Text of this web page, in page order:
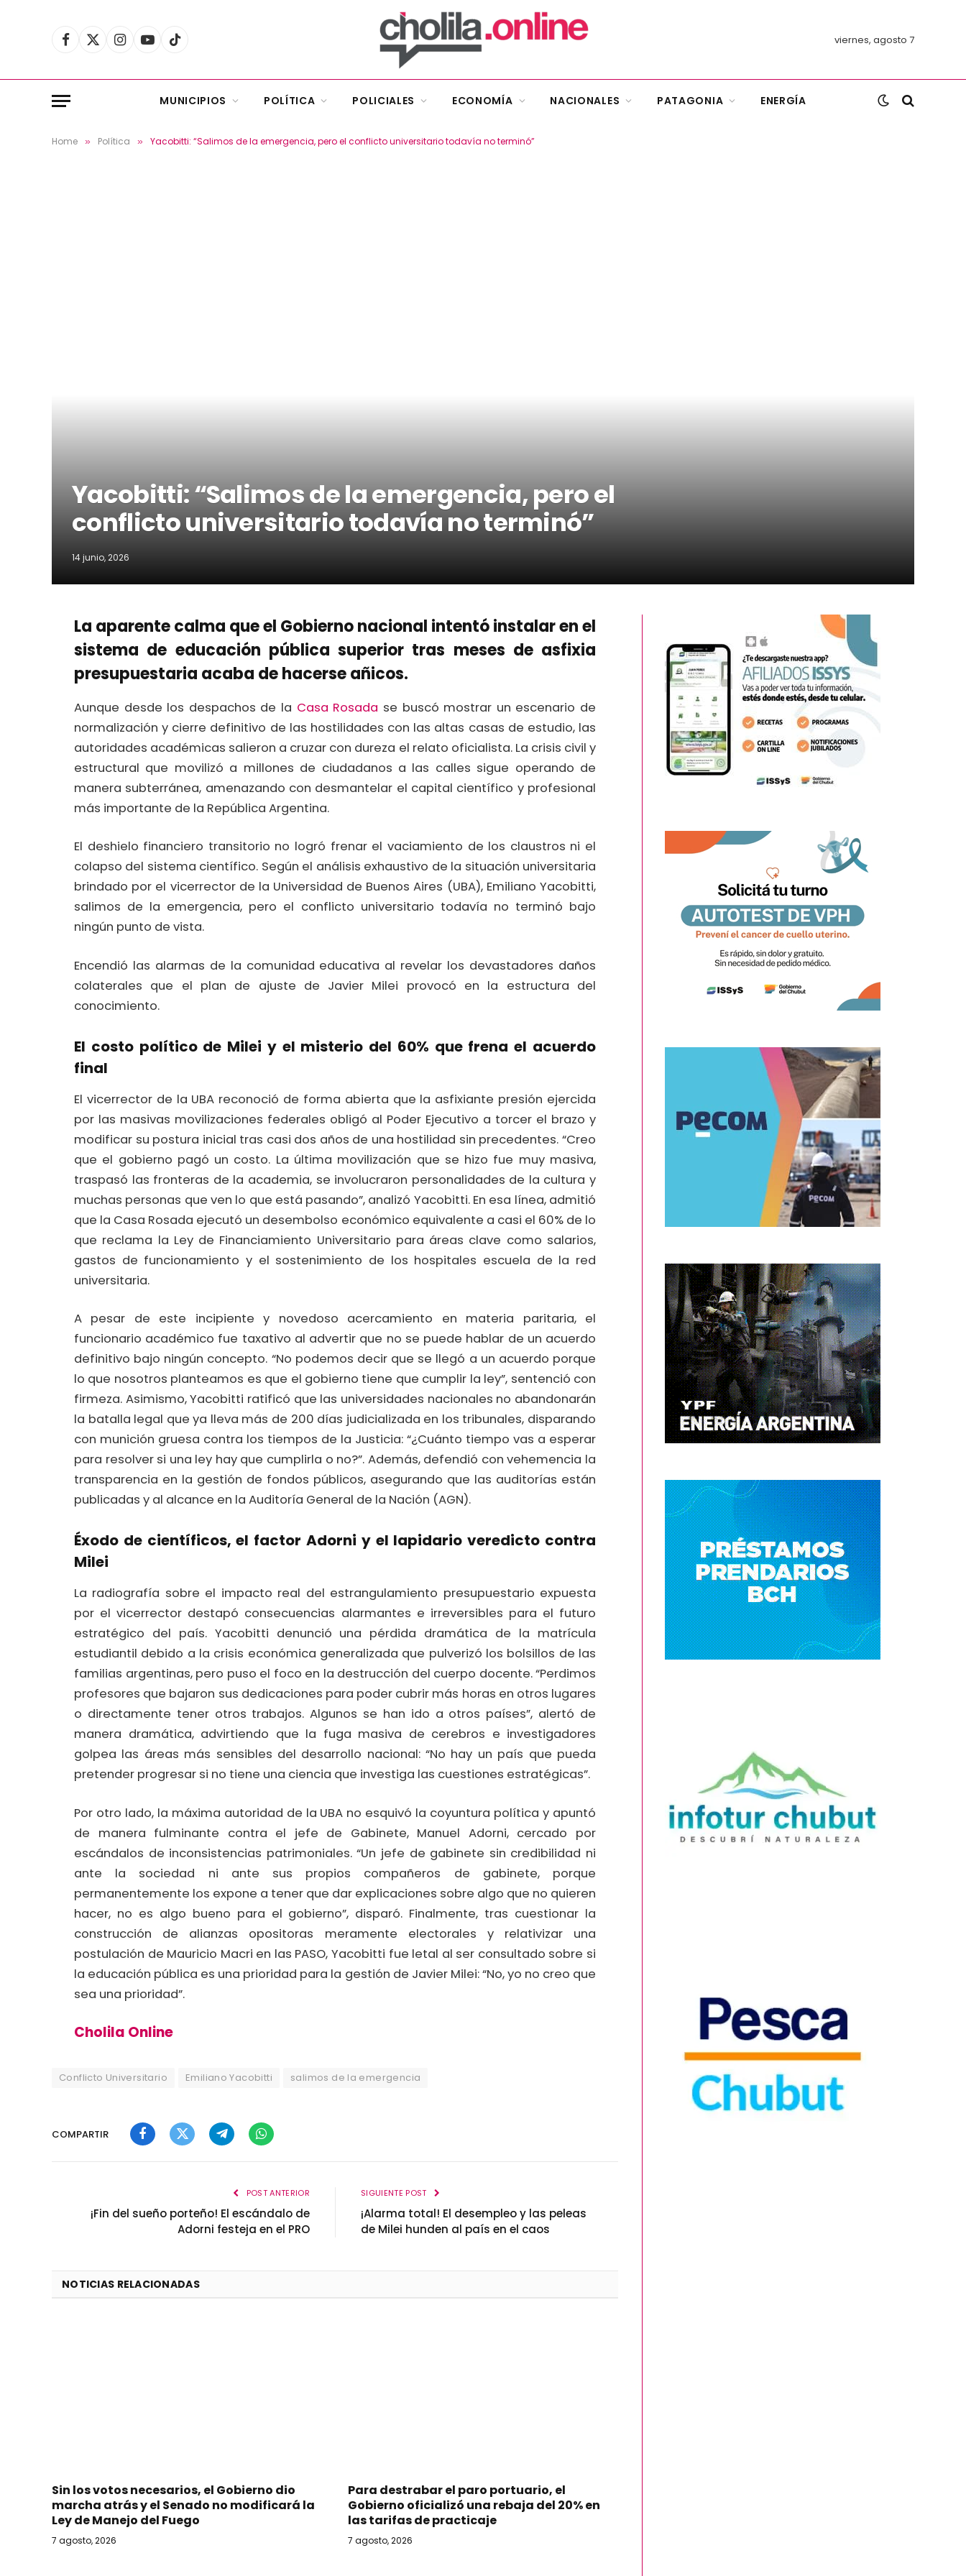
Facebook
X
Instagram
YouTubeTikTok viernes, agosto 7
MUNICIPIOS POLÍTICA POLICIALES ECONOMÍA NACIONALES PATAGONIA ENERGÍA
Home » Política » Yacobitti: “Salimos de la emergencia, pero el conflicto universitario todavía no terminó”
Yacobitti: “Salimos de la emergencia, pero el
conflicto universitario todavía no terminó”
14 junio, 2026
La aparente calma que el Gobierno nacional intentó instalar en el
sistema de educación pública superior tras meses de asfixia
presupuestaria acaba de hacerse añicos.
Aunque desde los despachos de la Casa Rosada se buscó mostrar un escenario de
normalización y cierre definitivo de las hostilidades con las altas casas de estudio, las
autoridades académicas salieron a cruzar con dureza el relato oficialista. La crisis civil y
estructural que movilizó a millones de ciudadanos a las calles sigue operando de
manera subterránea, amenazando con desmantelar el capital científico y profesional
más importante de la República Argentina.
El deshielo financiero transitorio no logró frenar el vaciamiento de los claustros ni el
colapso del sistema científico. Según el análisis exhaustivo de la situación universitaria
brindado por el vicerrector de la Universidad de Buenos Aires (UBA), Emiliano Yacobitti,
salimos de la emergencia, pero el conflicto universitario todavía no terminó bajo
ningún punto de vista.
Encendió las alarmas de la comunidad educativa al revelar los devastadores daños
colaterales que el plan de ajuste de Javier Milei provocó en la estructura del
conocimiento.
El costo político de Milei y el misterio del 60% que frena el acuerdo
final
El vicerrector de la UBA reconoció de forma abierta que la asfixiante presión ejercida
por las masivas movilizaciones federales obligó al Poder Ejecutivo a torcer el brazo y
modificar su postura inicial tras casi dos años de una hostilidad sin precedentes. “Creo
que el gobierno pagó un costo. La última movilización que se hizo fue muy masiva,
traspasó las fronteras de la academia, se involucraron personalidades de la cultura y
muchas personas que ven lo que está pasando”, analizó Yacobitti. En esa línea, admitió
que la Casa Rosada ejecutó un desembolso económico equivalente a casi el 60% de lo
que reclama la Ley de Financiamiento Universitario para áreas clave como salarios,
gastos de funcionamiento y el sostenimiento de los hospitales escuela de la red
universitaria.
A pesar de este incipiente y novedoso acercamiento en materia paritaria, el
funcionario académico fue taxativo al advertir que no se puede hablar de un acuerdo
definitivo bajo ningún concepto. “No podemos decir que se llegó a un acuerdo porque
lo que nosotros planteamos es que el gobierno tiene que cumplir la ley”, sentenció con
firmeza. Asimismo, Yacobitti ratificó que las universidades nacionales no abandonarán
la batalla legal que ya lleva más de 200 días judicializada en los tribunales, disparando
con munición gruesa contra los tiempos de la Justicia: “¿Cuánto tiempo vas a esperar
para resolver si una ley hay que cumplirla o no?”. Además, defendió con vehemencia la
transparencia en la gestión de fondos públicos, asegurando que las auditorías están
publicadas y al alcance en la Auditoría General de la Nación (AGN).
Éxodo de científicos, el factor Adorni y el lapidario veredicto contra
Milei
La radiografía sobre el impacto real del estrangulamiento presupuestario expuesta
por el vicerrector destapó consecuencias alarmantes e irreversibles para el futuro
estratégico del país. Yacobitti denunció una pérdida dramática de la matrícula
estudiantil debido a la crisis económica generalizada que pulverizó los bolsillos de las
familias argentinas, pero puso el foco en la destrucción del cuerpo docente. “Perdimos
profesores que bajaron sus dedicaciones para poder cubrir más horas en otros lugares
o directamente tener otros trabajos. Algunos se han ido a otros países”, alertó de
manera dramática, advirtiendo que la fuga masiva de cerebros e investigadores
golpea las áreas más sensibles del desarrollo nacional: “No hay un país que pueda
pretender progresar si no tiene una ciencia que investiga las cuestiones estratégicas”.
Por otro lado, la máxima autoridad de la UBA no esquivó la coyuntura política y apuntó
de manera fulminante contra el jefe de Gabinete, Manuel Adorni, cercado por
escándalos de inconsistencias patrimoniales. “Un jefe de gabinete sin credibilidad ni
ante la sociedad ni ante sus propios compañeros de gabinete, porque
permanentemente los expone a tener que dar explicaciones sobre algo que no quieren
hacer, no es algo bueno para el gobierno”, disparó. Finalmente, tras cuestionar la
construcción de alianzas opositoras meramente electorales y relativizar una
postulación de Mauricio Macri en las PASO, Yacobitti fue letal al ser consultado sobre si
la educación pública es una prioridad para la gestión de Javier Milei: “No, yo no creo que
sea una prioridad”.
Cholila Online
Conflicto Universitario Emiliano Yacobitti salimos de la emergencia
COMPARTIR
FacebookTwitterTelegramWhatsApp
POST ANTERIOR
¡Fin del sueño porteño! El escándalo de
Adorni festeja en el PRO
SIGUIENTE POST
¡Alarma total! El desempleo y las peleas
de Milei hunden al país en el caos
NOTICIAS RELACIONADAS
Sin los votos necesarios, el Gobierno dio
marcha atrás y el Senado no modificará la
Ley de Manejo del Fuego
7 agosto, 2026
Para destrabar el paro portuario, el
Gobierno oficializó una rebaja del 20% en
las tarifas de practicaje
7 agosto, 2026